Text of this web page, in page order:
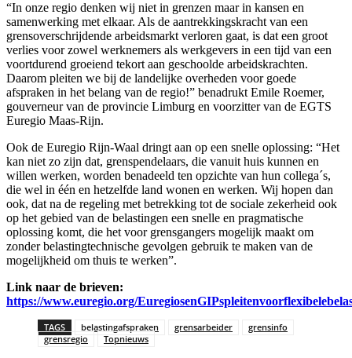
“In onze regio denken wij niet in grenzen maar in kansen en
samenwerking met elkaar. Als de aantrekkingskracht van een
grensoverschrijdende arbeidsmarkt verloren gaat, is dat een groot
verlies voor zowel werknemers als werkgevers in een tijd van een
voortdurend groeiend tekort aan geschoolde arbeidskrachten.
Daarom pleiten we bij de landelijke overheden voor goede
afspraken in het belang van de regio!” benadrukt Emile Roemer,
gouverneur van de provincie Limburg en voorzitter van de EGTS
Euregio Maas-Rijn.
Ook de Euregio Rijn-Waal dringt aan op een snelle oplossing: “Het
kan niet zo zijn dat, grenspendelaars, die vanuit huis kunnen en
willen werken, worden benadeeld ten opzichte van hun collega´s,
die wel in één en hetzelfde land wonen en werken. Wij hopen dan
ook, dat na de regeling met betrekking tot de sociale zekerheid ook
op het gebied van de belastingen een snelle en pragmatische
oplossing komt, die het voor grensgangers mogelijk maakt om
zonder belastingtechnische gevolgen gebruik te maken van de
mogelijkheid om thuis te werken”.
Link naar de brieven:
https://www.euregio.org/
TAGS belastingafspraken grensarbeider
grensinfo
grensregio
Topnieuws